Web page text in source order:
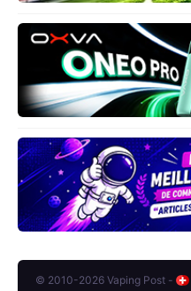
© 2010-2026 Vaping Post -